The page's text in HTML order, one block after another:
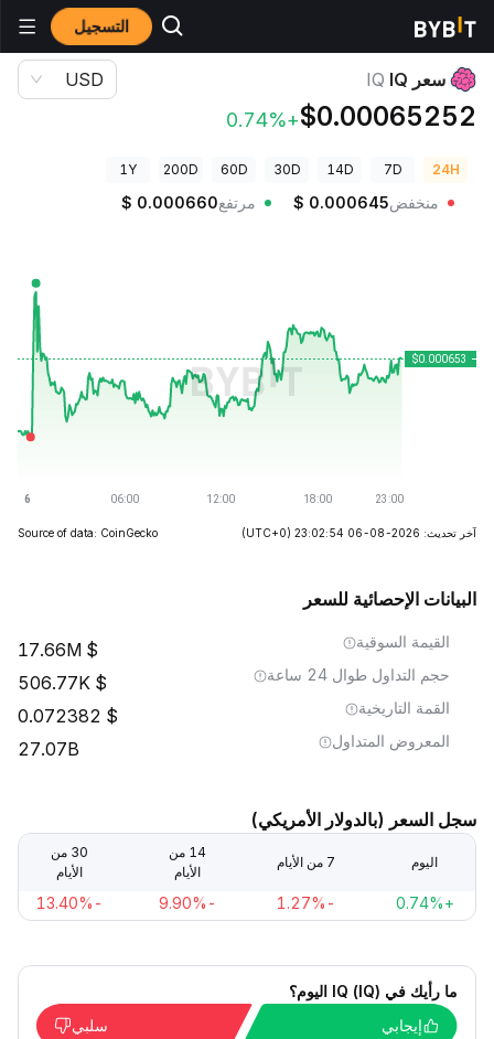
التسجيل أسعار العملات الرقمية
سعر IQ IQ
$0.00065252
+0.74%
USD
24H
7D
14D
30D
60D
200D
1Y
منخفض $ 0.000645 مرتفع $ 0.000660
آخر تحديث: 2026-08-06 23:02:54 (UTC+0)
Source of data: CoinGecko
البيانات الإحصائية للسعر
القيمة السوقية 17.66M
حجم التداول طوال 24 ساعة 506.77K
القمة التاريخية 0.072382
المعروض المتداول 27.07B
سجل السعر (بالدولار الأمريكي)
اليوم 7 من الأيام
14 من
الأيام
30 من
الأيام
+0.74%
-1.27%
-9.90%
-13.40%
ما رأيك في IQ (IQ) اليوم؟
إيجابي
سلبي